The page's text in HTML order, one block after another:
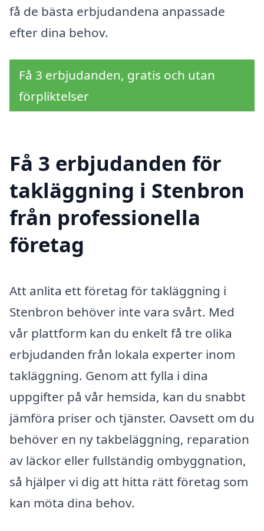
få de bästa erbjudandena anpassade
efter dina behov.
Få 3 erbjudanden, gratis och utan
förpliktelser
Få 3 erbjudanden för
takläggning i Stenbron
från professionella
företag
Att anlita ett företag för takläggning i
Stenbron behöver inte vara svårt. Med
vår plattform kan du enkelt få tre olika
erbjudanden från lokala experter inom
takläggning. Genom att fylla i dina
uppgifter på vår hemsida, kan du snabbt
jämföra priser och tjänster. Oavsett om du
behöver en ny takbeläggning, reparation
av läckor eller fullständig ombyggnation,
så hjälper vi dig att hitta rätt företag som
kan möta dina behov.